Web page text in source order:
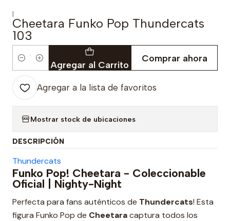
|
Cheetara Funko Pop Thundercats
103
Cantidad Agregar al Carrito
Comprar ahora
Agregar a la lista de favoritos
Mostrar stock de ubicaciones
DESCRIPCIÓN
Thundercats
Funko Pop! Cheetara - Coleccionable
Oficial | Nighty-Night
Perfecta para fans auténticos de Thundercats! Esta
figura Funko Pop de Cheetaracaptura todos los